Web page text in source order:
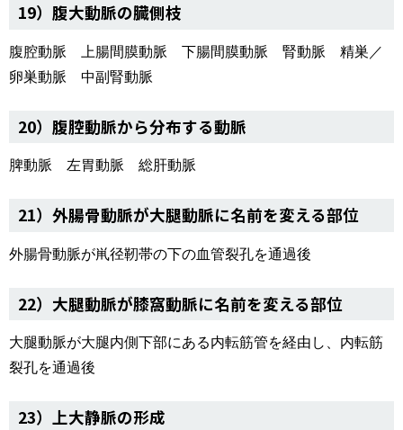
19）腹大動脈の臓側枝
腹腔動脈 上腸間膜動脈 下腸間膜動脈 腎動脈 精巣／
卵巣動脈 中副腎動脈
20）腹腔動脈から分布する動脈
脾動脈 左胃動脈 総肝動脈
21）外腸骨動脈が大腿動脈に名前を変える部位
外腸骨動脈が鼡径靭帯の下の血管裂孔を通過後
22）大腿動脈が膝窩動脈に名前を変える部位
大腿動脈が大腿内側下部にある内転筋管を経由し、内転筋
裂孔を通過後
23）上大静脈の形成